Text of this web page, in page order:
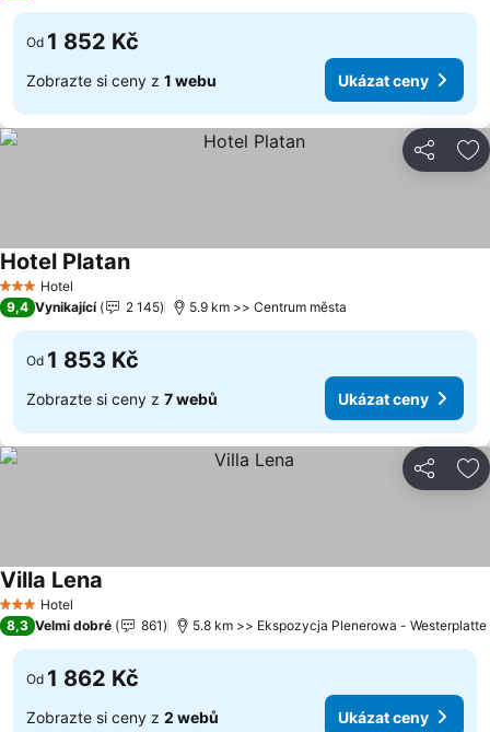
Od 1 852 Kč
Zobrazte si ceny z 1 webu Ukázat ceny
Sdílet
3 Počet hvězdiček
Hotel
Hotel PlatanUkázat ceny
9,4 Vynikající 2 145 5.9 km >> Centrum města
Od 1 853 Kč
Zobrazte si ceny z 7 webů Ukázat ceny
Sdílet
3 Počet hvězdiček
Hotel
Villa Lena
8,3 Velmi dobré 861 5.8 km >> Ekspozycja Plenerowa - Westerplatte
Od 1 862 Kč
Zobrazte si ceny z 2 webů Ukázat ceny